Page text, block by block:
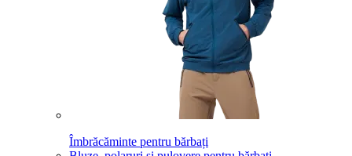
Îmbrăcăminte pentru bărbați